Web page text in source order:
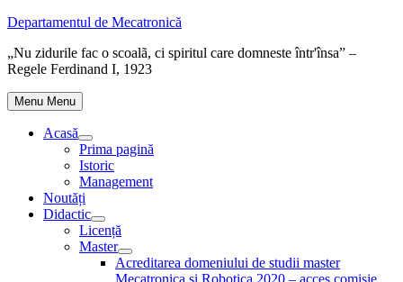
Skip
content
Departamentul de Mecatronică
„Nu zidurile fac o scoalã, ci spiritul care domneste într'însa” –
Regele Ferdinand I, 1923
Menu Menu
Acasă
Show
sub
menu
Prima pagină
Istoric
Management
Noutăți
Didactic
Show
sub
menu
Licență
Master
Show
sub
Acreditarea domeniului de studii master
Mecatronica si Robotica 2020 – acces comisie